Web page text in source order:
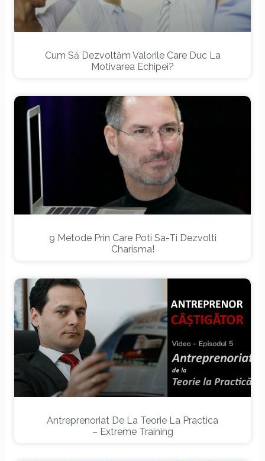
Cum Să Dezvoltăm Valorile Care Duc La
Motivarea Echipei?
9 Metode Prin Care Poti Sa-Ti Dezvolti
Charisma!
Antreprenoriat De La Teorie La Practica
– Extreme Training